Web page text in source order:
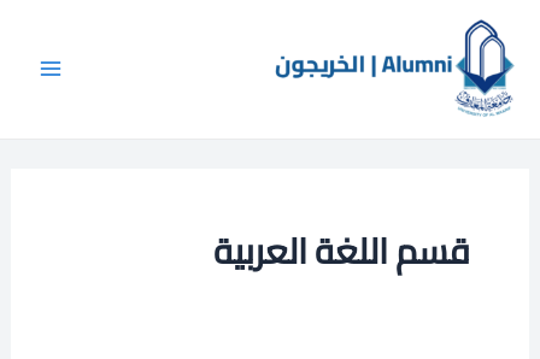
المحتوى
قسم اللغة العربية
pagination